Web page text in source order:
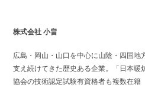
株式会社 小畠
広島・岡山・山口を中心に山陰・四国地
支え続けてきた歴史ある企業。「日本暖
協会の技術認定試験有資格者も複数在籍